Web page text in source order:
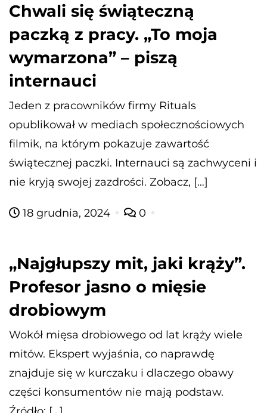
Chwali się świąteczną
paczką z pracy. „To moja
wymarzona” – piszą
internauci
Jeden z pracowników firmy Rituals
opublikował w mediach społecznościowych
filmik, na którym pokazuje zawartość
świątecznej paczki. Internauci są zachwyceni i
nie kryją swojej zazdrości. Zobacz, […]
18 grudnia, 2024 0
„Najgłupszy mit, jaki krąży”.
Profesor jasno o mięsie
drobiowym
Wokół mięsa drobiowego od lat krąży wiele
mitów. Ekspert wyjaśnia, co naprawdę
znajduje się w kurczaku i dlaczego obawy
części konsumentów nie mają podstaw.